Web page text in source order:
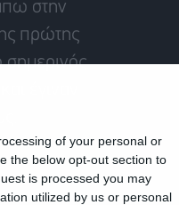
of your personal or
the below opt-out section to
is processed you may
utilized by us or personal
στην
πρώτης
σημερινός
έγιναν